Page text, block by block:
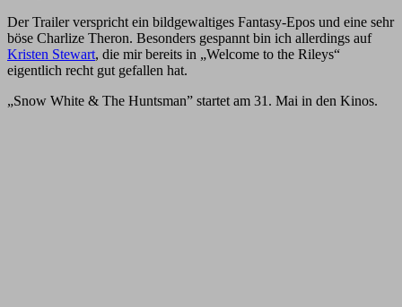
Der Trailer verspricht ein bildgewaltiges Fantasy-Epos und eine sehr
böse Charlize Theron. Besonders gespannt bin ich allerdings auf
Kristen Stewart, die mir bereits in „Welcome to the Rileys“
eigentlich recht gut gefallen hat.
„Snow White & The Huntsman” startet am 31. Mai in den Kinos.